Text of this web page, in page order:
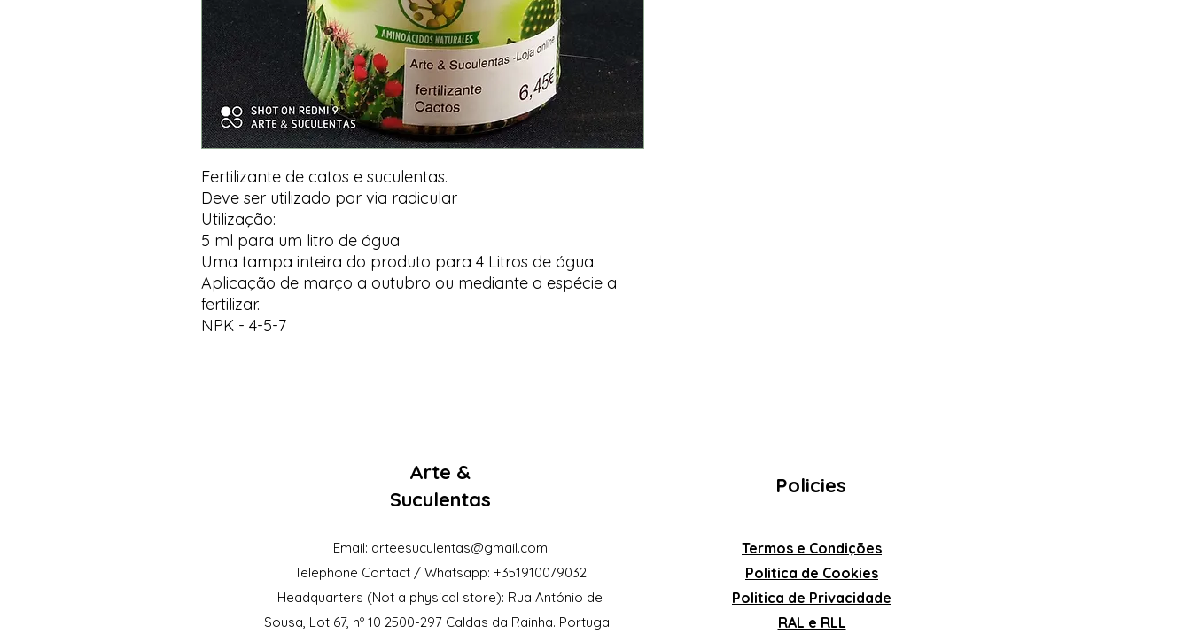
Fertilizante de catos e suculentas.
Deve ser utilizado por via radicular
Utilização:
5 ml para um litro de água
Uma tampa inteira do produto para 4 Litros de água.
Aplicação de março a outubro ou mediante a espécie a
fertilizar.
NPK - 4-5-7
Arte &
Suculentas
Email: arteesuculentas@gmail.com
Telephone Contact / Whatsapp: +351910079032
Headquarters (Not a physical store): Rua António de
Sousa, Lot 67, nº 10 2500-297 Caldas da Rainha. Portugal
Policies
Termos e Condições
Politica de Cookies
Politica de Privacidade
RAL e RLL